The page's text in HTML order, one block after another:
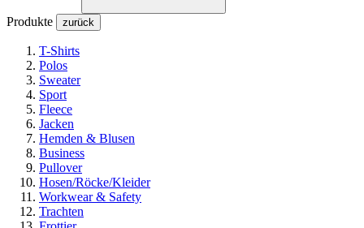
Produkte zurück
T-Shirts
Polos
Sweater
Sport
Fleece
Jacken
Hemden & Blusen
Business
Pullover
Hosen/Röcke/Kleider
Workwear & Safety
Trachten